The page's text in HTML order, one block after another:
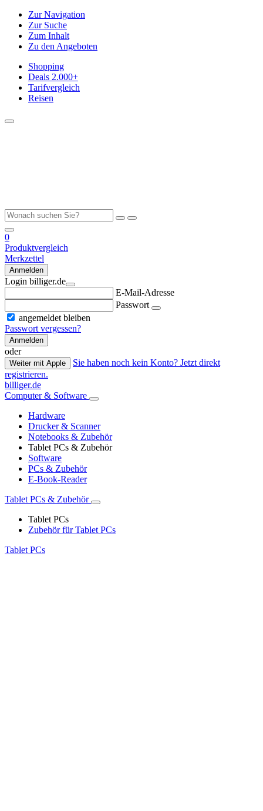
Zur Navigation
Zur Suche
Zum Inhalt
Zu den Angeboten
Shopping
Deals 2.000+
Tarifvergleich
Reisen
0
Produktvergleich
Merkzettel
Anmelden
Login billiger.de
E-Mail-Adresse
Passwort
angemeldet bleiben
Passwort vergessen?
Anmelden
oder
Weiter mit Apple
Sie haben noch kein Konto? Jetzt direkt
registrieren.
billiger.de
Computer & Software
Hardware
Drucker & Scanner
Notebooks & Zubehör
Tablet PCs & Zubehör
Software
PCs & Zubehör
E-Book-Reader
Tablet PCs & Zubehör
Tablet PCs
Zubehör für Tablet PCs
Tablet PCs